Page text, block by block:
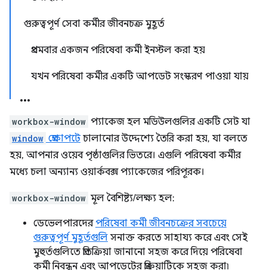
গুরুত্বপূর্ণ সেবা কর্মীর জীবনচক্র মুহূর্ত
প্রথমবার একজন পরিষেবা কর্মী ইনস্টল করা হয়
যখন পরিষেবা কর্মীর একটি আপডেট সংস্করণ পাওয়া যায়
workbox-window প্যাকেজ হল মডিউলগুলির একটি সেট যা
window প্রেক্ষাপটেচালানোর উদ্দেশ্যে তৈরি করা হয়, যা বলতে
হয়, আপনার ওয়েব পৃষ্ঠাগুলির ভিতরে। এগুলি পরিষেবা কর্মীর
মধ্যে চলা অন্যান্য ওয়ার্কবক্স প্যাকেজের পরিপূরক।
workbox-window মূল বৈশিষ্ট্য/লক্ষ্য হল:
ডেভেলপারদেরপরিষেবা কর্মী জীবনচক্রের সবচেয়ে
গুরুত্বপূর্ণ মুহূর্তগুলি সনাক্ত করতে সাহায্য করে এবং সেই
মুহুর্তগুলিতে প্রতিক্রিয়া জানানো সহজ করে দিয়ে পরিষেবা
কর্মী নিবন্ধন এবং আপডেটের প্রক্রিয়াটিকে সহজ করা৷